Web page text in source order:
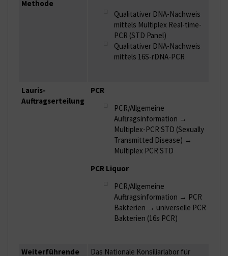
Methode
Qualitativer DNA-Nachweis
mittels Multiplex Real-time-
PCR (STD Panel)
Qualitativer DNA-Nachweis
mittels 16S-rDNA-PCR
Lauris-
Auftragserteilung
PCR
PCR/Allgemeine
Auftragsinformation →
Multiplex-PCR STD (Sexually
Transmitted Disease) →
Multiplex PCR STD
PCR Liquor
PCR/Allgemeine
Auftragsinformation → PCR
Bakterien → universelle PCR
Bakterien (16s PCR)
Weiterführende
Das Nationale Konsiliarlabor für